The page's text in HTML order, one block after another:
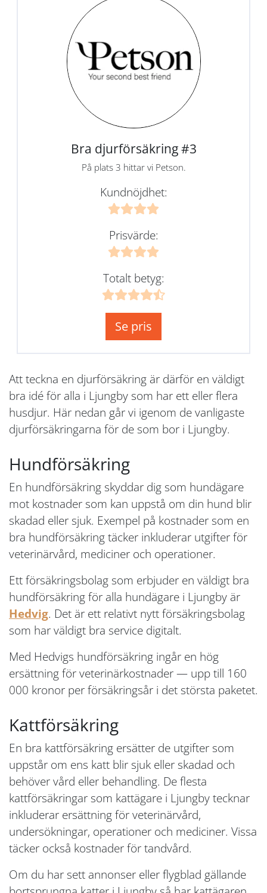
Bra djurförsäkring #3
På plats 3 hittar vi Petson.
Kundnöjdhet:
Prisvärde:
Totalt betyg:
Se pris
Att teckna en djurförsäkring är därför en väldigt
bra idé för alla i Ljungby som har ett eller flera
husdjur. Här nedan går vi igenom de vanligaste
djurförsäkringarna för de som bor i Ljungby.
Hundförsäkring
En hundförsäkring skyddar dig som hundägare
mot kostnader som kan uppstå om din hund blir
skadad eller sjuk. Exempel på kostnader som en
bra hundförsäkring täcker inkluderar utgifter för
veterinärvård, mediciner och operationer.
Ett försäkringsbolag som erbjuder en väldigt bra
hundförsäkring för alla hundägare i Ljungby är
Hedvig. Det är ett relativt nytt försäkringsbolag
som har väldigt bra service digitalt.
Med Hedvigs hundförsäkring ingår en hög
ersättning för veterinärkostnader — upp till 160
000 kronor per försäkringsår i det största paketet.
Kattförsäkring
En bra kattförsäkring ersätter de utgifter som
uppstår om ens katt blir sjuk eller skadad och
behöver vård eller behandling. De flesta
kattförsäkringar som kattägare i Ljungby tecknar
inkluderar ersättning för veterinärvård,
undersökningar, operationer och mediciner. Vissa
täcker också kostnader för tandvård.
Om du har sett annonser eller flygblad gällande